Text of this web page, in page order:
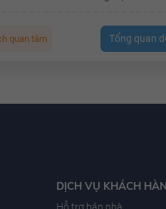
quan tâm Tổng quan
DỊCH VỤ KHÁCH